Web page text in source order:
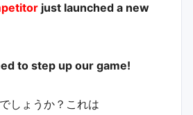
just launched a new
to step up our game!
しょうか？これは